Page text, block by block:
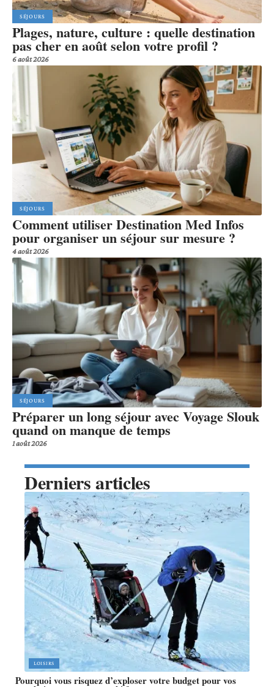
SÉJOURS
Plages, nature, culture : quelle destination
pas cher en août selon votre profil ?
6 août 2026
SÉJOURS
Comment utiliser Destination Med Infos
pour organiser un séjour sur mesure ?
4 août 2026
SÉJOURS
Préparer un long séjour avec Voyage Slouk
quand on manque de temps
1 août 2026
Derniers articles
LOISIRS
Pourquoi vous risquez d’exploser votre budget pour vos